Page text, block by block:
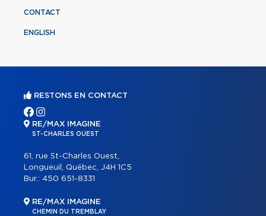
CONTACT
ENGLISH
RESTONS EN CONTACT
RE/MAX IMAGINE
ST-CHARLES OUEST
61, rue St-Charles Ouest,
Longueuil, Québec, J4H 1C5
Bur.: 450 651-8331
RE/MAX IMAGINE
CHEMIN DU TREMBLAY